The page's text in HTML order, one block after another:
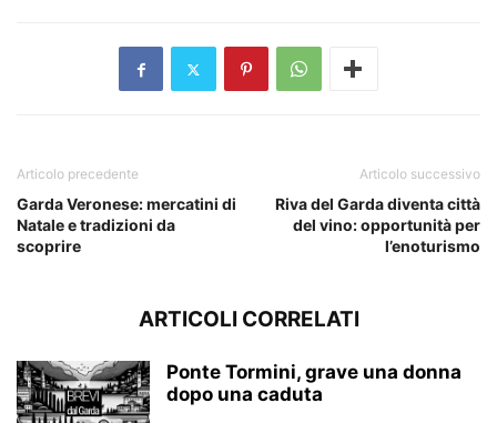
Articolo precedente
Garda Veronese: mercatini di
Natale e tradizioni da
scoprire
Articolo successivo
Riva del Garda diventa città
del vino: opportunità per
l’enoturismo
ARTICOLI CORRELATI
Ponte Tormini, grave una donna
dopo una caduta